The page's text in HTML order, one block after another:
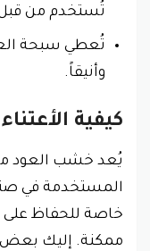
تُستخدم من
تُعطي سبحة
وأنيقاً.
كيفية
يُعد خشب العود
المستخدمة في
خاصة للحفاظ على
ممكنة. إليك بعض